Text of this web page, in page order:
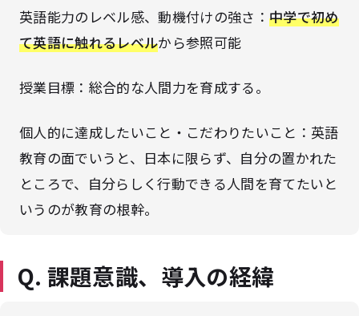
英語能力のレベル感、動機付けの強さ：中学で初め
て英語に触れるレベルから参照可能
授業目標：総合的な人間力を育成する。
個人的に達成したいこと・こだわりたいこと：英語
教育の面でいうと、日本に限らず、自分の置かれた
ところで、自分らしく行動できる人間を育てたいと
いうのが教育の根幹。
Q. 課題意識、導入の経緯